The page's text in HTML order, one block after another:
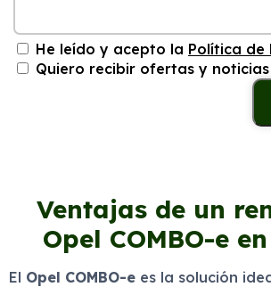
He leído y acepto la Política de
Quiero recibir ofertas y
Ventajas de un
Opel COMBO-e
El Opel COMBO-e es la solución